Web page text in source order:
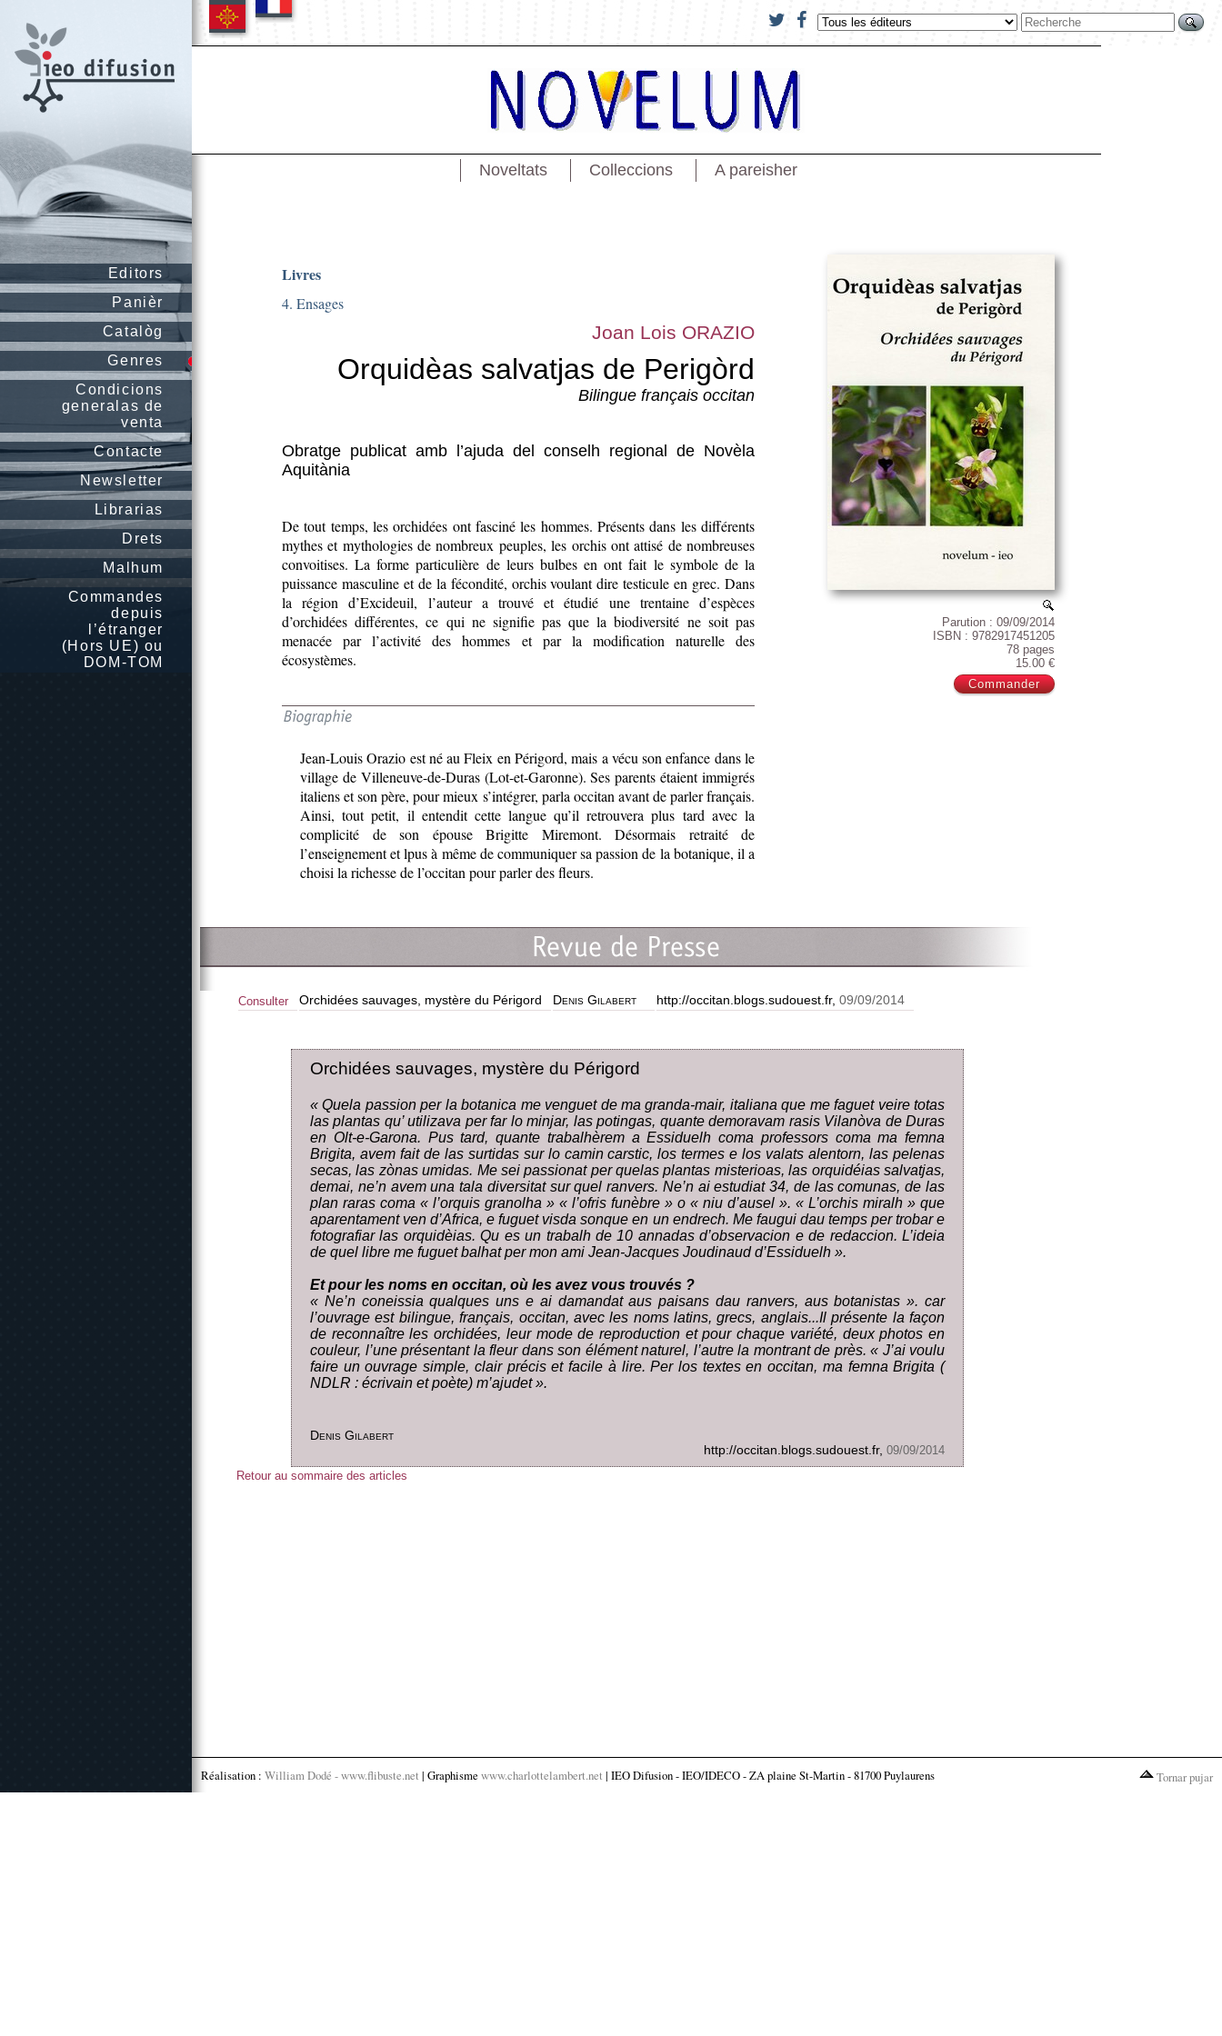
Editors
Panièr
Catalòg
Genres
Condicions
generalas de
venta
Contacte
Newsletter
Librarias
Drets
Malhum
Commandes
depuis
l’étranger
(Hors UE) ou
DOM-TOM
Noveltats Colleccions A pareisher
Parution : 09/09/2014
ISBN : 9782917451205
78 pages
15.00 €
Livres
4. Ensages
Joan Lois ORAZIO
Orquidèas salvatjas de Perigòrd
Bilingue français occitan
Obratge publicat amb l’ajuda del conselh regional de Novèla
Aquitània
De tout temps, les orchidées ont fasciné les hommes. Présents dans les différents
mythes et mythologies de nombreux peuples, les orchis ont attisé de nombreuses
convoitises. La forme particulière de leurs bulbes en ont fait le symbole de la
puissance masculine et de la fécondité, orchis voulant dire testicule en grec. Dans
la région d’Excideuil, l’auteur a trouvé et étudié une trentaine d’espèces
d’orchidées différentes, ce qui ne signifie pas que la biodiversité ne soit pas
menacée par l’activité des hommes et par la modification naturelle des
écosystèmes.
Jean-Louis Orazio est né au Fleix en Périgord, mais a vécu son enfance dans le
village de Villeneuve-de-Duras (Lot-et-Garonne). Ses parents étaient immigrés
italiens et son père, pour mieux s’intégrer, parla occitan avant de parler français.
Ainsi, tout petit, il entendit cette langue qu’il retrouvera plus tard avec la
complicité de son épouse Brigitte Miremont. Désormais retraité de
l’enseignement et lpus à même de communiquer sa passion de la botanique, il a
choisi la richesse de l’occitan pour parler des fleurs.
Consulter Orchidées sauvages, mystère du Périgord Denis Gilabert http://occitan.blogs.sudouest.fr, 09/09/2014
Orchidées sauvages, mystère du Périgord
« Quela passion per la botanica me venguet de ma granda-mair, italiana que me faguet veire totas
las plantas qu’ utilizava per far lo minjar, las potingas, quante demoravam rasis Vilanòva de Duras
en Olt-e-Garona. Pus tard, quante trabalhèrem a Essiduelh coma professors coma ma femna
Brigita, avem fait de las surtidas sur lo camin carstic, los termes e los valats alentorn, las pelenas
secas, las zònas umidas. Me sei passionat per quelas plantas misterioas, las orquidéias salvatjas,
demai, ne’n avem una tala diversitat sur quel ranvers. Ne’n ai estudiat 34, de las comunas, de las
plan raras coma « l’orquis granolha » « l’ofris funèbre » o « niu d’ausel ». « L’orchis miralh » que
aparentament ven d’Africa, e fuguet visda sonque en un endrech. Me faugui dau temps per trobar e
fotografiar las orquidèias. Qu es un trabalh de 10 annadas d’observacion e de redaccion. L’ideia
de quel libre me fuguet balhat per mon ami Jean-Jacques Joudinaud d’Essiduelh ».
Et pour les noms en occitan, où les avez vous trouvés ?
« Ne’n coneissia qualques uns e ai damandat aus paisans dau ranvers, aus botanistas ». car
l’ouvrage est bilingue, français, occitan, avec les noms latins, grecs, anglais...Il présente la façon
de reconnaître les orchidées, leur mode de reproduction et pour chaque variété, deux photos en
couleur, l’une présentant la fleur dans son élément naturel, l’autre la montrant de près. « J’ai voulu
faire un ouvrage simple, clair précis et facile à lire. Per los textes en occitan, ma femna Brigita (
NDLR : écrivain et poète) m’ajudet ».
Denis Gilabert
http://occitan.blogs.sudouest.fr, 09/09/2014
Retour au sommaire des articles
Réalisation : William Dodé - www.flibuste.net | Graphisme www.charlottelambert.net | IEO Difusion - IEO/IDECO - ZA plaine St-Martin - 81700 Puylaurens Tornar pujar